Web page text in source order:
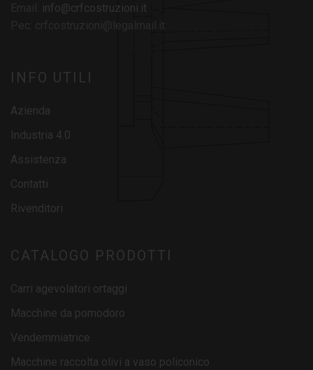
info@crfcostruzioni.it
Pec: crfcostruzioni@legalmail.it
INFO UTILI
Azienda
Industria 4.0
Assistenza
Contatti
Rivenditori
CATALOGO PRODOTTI
Carri agevolatori ortaggi
Macchine da pomodoro
Vendemmiatrice
Macchine raccolta olivi a vaso policonico